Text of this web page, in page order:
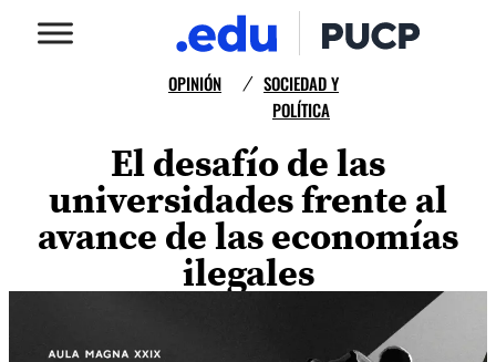
OPINIÓN / SOCIEDAD Y
POLÍTICA
El desafío de las
universidades frente al
avance de las economías
ilegales